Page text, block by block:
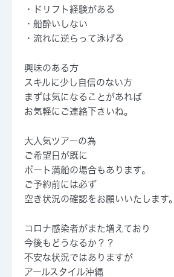
・ドリフト経験がある
・船酔いしない
・流れに逆らって泳げる
興味のある方
スキルに少し自信のない方
まずは気になることがあれば
お気軽にご連絡下さいね。
大人気ツアーの為
ご希望日が既に
ボート満船の場合もあります。
ご予約前には必ず
空き状況の確認をお願いいたします。
コロナ感染者がまた増えており
今後もどうなるか？？
不安な状況ではありますが
アールスタイル沖縄